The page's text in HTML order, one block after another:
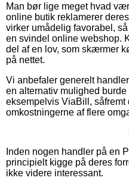
Man bør lige meget hvad
online butik reklamerer
virker umådelig favorabel,
en svindel online webshop.
del af en lov, som skærmer
på nettet.
Vi anbefaler generelt
en alternativ mulighed
eksempelvis ViaBill, såfremt
omkostningerne af flere
Inden nogen handler på en
principielt kigge på deres
ikke videre interessant.